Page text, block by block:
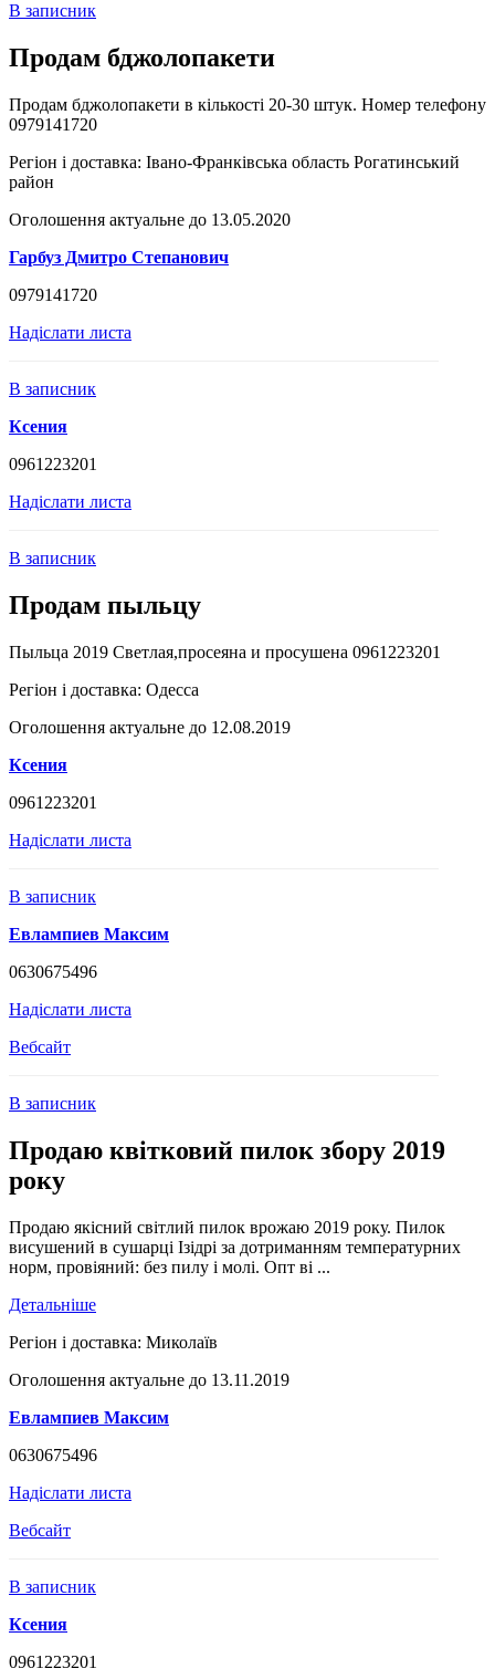
В записник
Продам бджолопакети
Продам бджолопакети в кількості 20-30 штук. Номер телефону
0979141720
Регіон і доставка: Івано-Франківська область Рогатинський
район
Оголошення актуальне до 13.05.2020
Гарбуз Дмитро Степанович
0979141720
Надіслати листа
В записник
Ксения
0961223201
Надіслати листа
В записник
Продам пыльцу
Пыльца 2019 Светлая,просеяна и просушена 0961223201
Регіон і доставка: Одесса
Оголошення актуальне до 12.08.2019
Ксения
0961223201
Надіслати листа
В записник
Евлампиев Максим
0630675496
Надіслати листа
Вебсайт
В записник
Продаю квітковий пилок збору 2019
року
Продаю якісний світлий пилок врожаю 2019 року. Пилок
висушений в сушарці Ізідрі за дотриманням температурних
норм, провіяний: без пилу і молі. Опт ві ...
Детальніше
Регіон і доставка: Миколаїв
Оголошення актуальне до 13.11.2019
Евлампиев Максим
0630675496
Надіслати листа
Вебсайт
В записник
Ксения
0961223201